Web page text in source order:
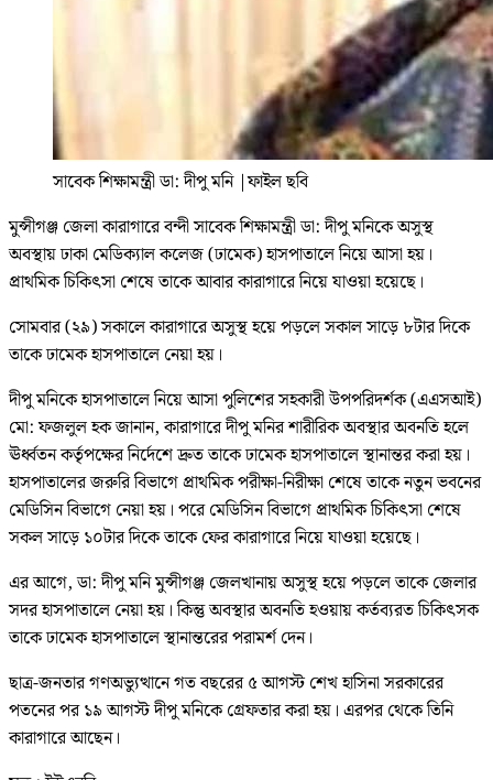
সাবেক শিক্ষামন্ত্রী ডা: দীপু মনি |ফাইল ছবি
মুন্সীগঞ্জ জেলা কারাগারে বন্দী সাবেক শিক্ষামন্ত্রী ডা: দীপু মনিকে অসুস্থ
অবস্থায় ঢাকা মেডিক্যাল কলেজ (ঢামেক) হাসপাতালে নিয়ে আসা হয়।
প্রাথমিক চিকিৎসা শেষে তাকে আবার কারাগারে নিয়ে যাওয়া হয়েছে।
সোমবার (২৯) সকালে কারাগারে অসুস্থ হয়ে পড়লে সকাল সাড়ে ৮টার দিকে
তাকে ঢামেক হাসপাতালে নেয়া হয়।
দীপু মনিকে হাসপাতালে নিয়ে আসা পুলিশের সহকারী উপপরিদর্শক (এএসআই)
মো: ফজলুল হক জানান, কারাগারে দীপু মনির শারীরিক অবস্থার অবনতি হলে
ঊর্ধ্বতন কর্তৃপক্ষের নির্দেশে দ্রুত তাকে ঢামেক হাসপাতালে স্থানান্তর করা হয়।
হাসপাতালের জরুরি বিভাগে প্রাথমিক পরীক্ষা-নিরীক্ষা শেষে তাকে নতুন ভবনের
মেডিসিন বিভাগে নেয়া হয়। পরে মেডিসিন বিভাগে প্রাথমিক চিকিৎসা শেষে
সকল সাড়ে ১০টার দিকে তাকে ফের কারাগারে নিয়ে যাওয়া হয়েছে।
এর আগে, ডা: দীপু মনি মুন্সীগঞ্জ জেলখানায় অসুস্থ হয়ে পড়লে তাকে জেলার
সদর হাসপাতালে নেয়া হয়। কিন্তু অবস্থার অবনতি হওয়ায় কর্তব্যরত চিকিৎসক
তাকে ঢামেক হাসপাতালে স্থানান্তরের পরামর্শ দেন।
ছাত্র-জনতার গণঅভ্যুত্থানে গত বছরের ৫ আগস্ট শেখ হাসিনা সরকারের
পতনের পর ১৯ আগস্ট দীপু মনিকে গ্রেফতার করা হয়। এরপর থেকে তিনি
কারাগারে আছেন।